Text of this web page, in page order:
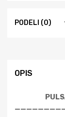
PODELI (0)
OPIS
PULSAR –